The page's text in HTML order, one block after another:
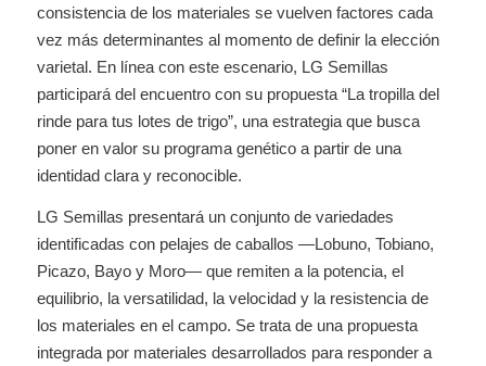
consistencia de los materiales se vuelven factores cada
vez más determinantes al momento de definir la elección
varietal. En línea con este escenario, LG Semillas
participará del encuentro con su propuesta “La tropilla del
rinde para tus lotes de trigo”, una estrategia que busca
poner en valor su programa genético a partir de una
identidad clara y reconocible.
LG Semillas presentará un conjunto de variedades
identificadas con pelajes de caballos —Lobuno, Tobiano,
Picazo, Bayo y Moro— que remiten a la potencia, el
equilibrio, la versatilidad, la velocidad y la resistencia de
los materiales en el campo. Se trata de una propuesta
integrada por materiales desarrollados para responder a